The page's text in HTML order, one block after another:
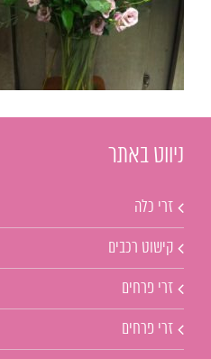
ניווט באתר
זרי כלה
קישוט רכבים
זרי פרחים
זרי פרחים